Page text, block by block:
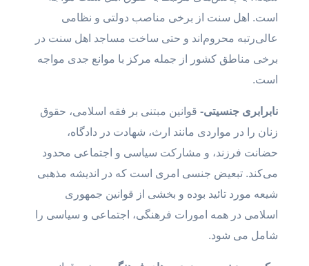
است. اهل سنت از برخی مناصب دولتی و نظامی
عالی‌رتبه محروم‌اند و حتی ساخت مساجد اهل سنت در
برخی مناطق کشور از جمله مرکز با موانع جدی مواجه
است.
نابرابر ی جنسیتی-قوانین مبتنی بر فقه اسلامی، حقوق
زنان را در مواردی مانند ارث، شهادت در دادگاه،
حضانت فرزند، و مشارکت سیاسی و اجتماعی محدود
می‌کند. تبعیض جنسی امری است که در اندیشه مذهبی
شیعه مورد تائید بوده و بخشی از قوانین جمهوری
اسلامی در همه امورات فرهنگی، اجتماعی و سیاسی را
شامل می شود.